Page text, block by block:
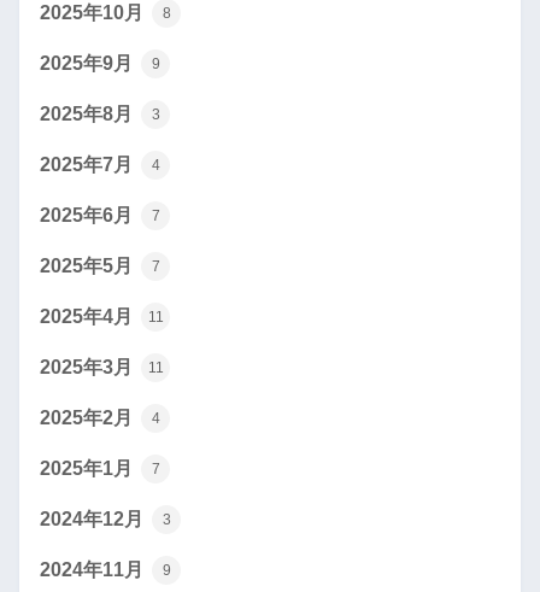
2025年10月 8
2025年9月 9
2025年8月 3
2025年7月 4
2025年6月 7
2025年5月 7
2025年4月 11
2025年3月 11
2025年2月 4
2025年1月 7
2024年12月 3
2024年11月 9